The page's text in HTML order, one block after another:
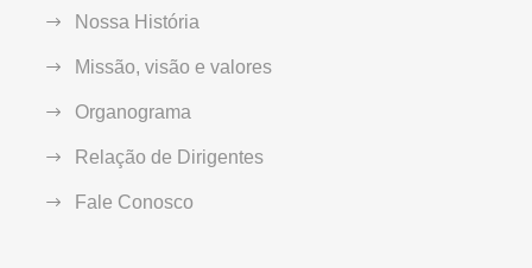
Nossa História
Missão, visão e valores
Organograma
Relação de Dirigentes
Fale Conosco